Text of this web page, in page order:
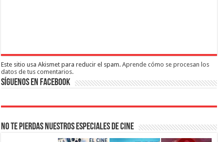
Este sitio usa Akismet para reducir el spam.Aprende cómo se procesan los
datos de tus comentarios.
Síguenos en Facebook
No te pierdas nuestros Especiales de Cine